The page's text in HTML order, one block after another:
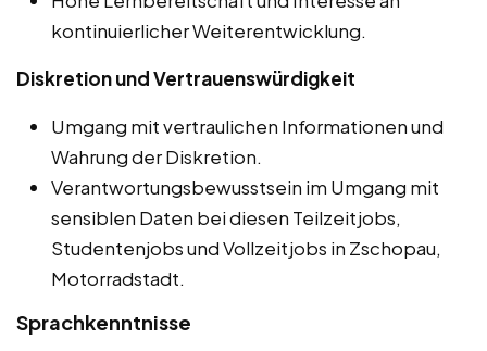
kontinuierlicher Weiterentwicklung.
Diskretion und Vertrauenswürdigkeit
Umgang mit vertraulichen Informationen und
Wahrung der Diskretion.
Verantwortungsbewusstsein im Umgang mit
sensiblen Daten bei diesen Teilzeitjobs,
Studentenjobs und Vollzeitjobs in Zschopau,
Motorradstadt.
Sprachkenntnisse